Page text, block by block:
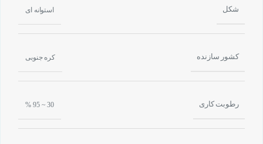
شکل استوانه ای
کشور سازنده کره جنوبی
رطوبت کاری 30 ~ 95 %